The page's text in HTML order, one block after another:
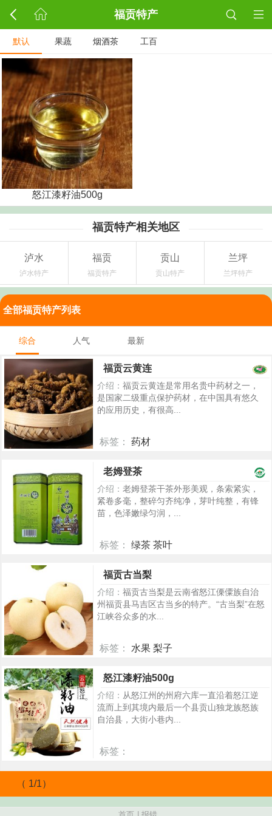
福贡特产
默认 果蔬 烟酒茶 工百
怒江漆籽油500g
福贡特产相关地区
泸水
泸水特产
福贡
福贡特产
贡山
贡山特产
兰坪
兰坪特产
全部福贡特产列表
综合 人气 最新
福贡云黄连
介绍： 福贡云黄连是常用名贵中药材之一，
是国家二级重点保护药材，在中国具有悠久
的应用历史，有很高...
标签： 药材
老姆登茶
介绍： 老姆登茶干茶外形美观，条索紧实，
紧卷多毫，整碎匀齐纯净，芽叶纯整，有锋
苗，色泽嫩绿匀润，...
标签： 绿茶 茶叶
福贡古当梨
介绍： 福贡古当梨是云南省怒江傈僳族自治
州福贡县马吉区古当乡的特产。“古当梨”在怒
江峡谷众多的水...
标签： 水果 梨子
怒江漆籽油500g
介绍： 从怒江州的州府六库一直沿着怒江逆
流而上到其境内最后一个县贡山独龙族怒族
自治县，大街小巷内...
标签：
375
（ 1/1）